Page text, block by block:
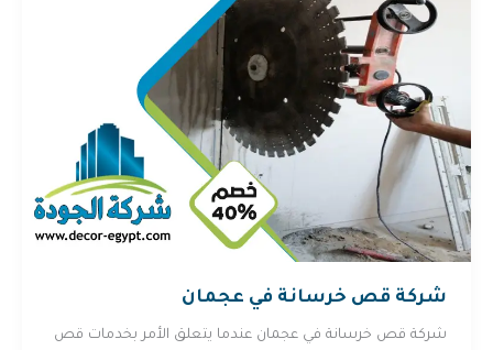
شركة قص خرسانة في عجمان
شركة قص خرسانة في عجمان عندما يتعلق الأمر بخدمات قص